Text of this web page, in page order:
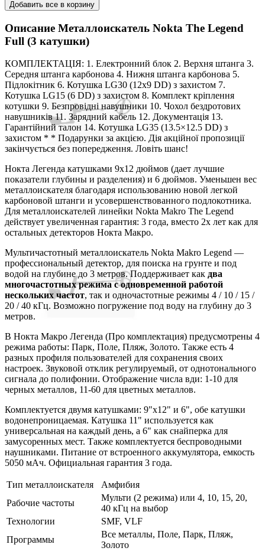
Добавить все в корзину
Описание Металлоискатель Nokta The Legend
Full (3 катушки)
КОМПЛЕКТАЦІЯ: 1. Електронний блок 2. Верхня штанга 3.
Середня штанга карбонова 4. Нижня штанга карбонова 5.
Підлокітник 6. Котушка LG30 (12x9 DD) з захистом 7.
Котушка LG15 (6 DD) з захистом 8. Комплект кріплення
котушки 9. Безпровідні навушники 10. Чохол бездротових
навушників 11. Зарядний кабель 12. Документація 13.
Гарантійний талон 14. Котушка LG35 (13.5×12.5 DD) з
захистом * * Подарунки за акцією. Дія акційної пропозиції
закінчується без попередження. Ловіть шанс!
Нокта Легенда катушками 9х12 дюймов (дает лучшие
показатели глубины и разделения) и 6 дюймов. Уменьшен вес
металлоискателя благодаря использованию новой легкой
карбоновой штанги и усовершенствованного подлокотника.
Для металлоискателей линейки Nokta Makro The Legend
действует увеличенная гарантия: 3 года, вместо 2х лет как для
остальных детекторов Нокта Макро.
Мультичастотный металлоискатель Nokta Makro Legend —
профессиональный детектор, для поиска на грунте и под
водой на глубине до 3 метров. Поддерживает как два
многочастотных режима с одновременной работой
нескольких частот, так и одночастотные режимы 4 / 10 / 15 /
20 / 40 кГц. Возможно погружение под воду на глубину до 3
метров.
В Нокта Макро Легенда (Про комплектация) предусмотрены 4
режима работы: Парк, Поле, Пляж, Золото. Также есть 4
разных профиля пользователей для сохранения своих
настроек. Звуковой отклик регулируемый, от однотонального
сигнала до полифонии. Отображение числа вди: 1-10 для
черных металлов, 11-60 для цветных металлов.
Комплектуется двумя катушками: 9"x12" и 6", обе катушки
водонепроницаемая. Катушка 11" используется как
универсальная на каждый день, а 6" как снайперка для
замусоренных мест. Также комплектуется беспроводными
наушниками. Питание от встроенного аккумулятора, емкость
5050 мАч. Официальная гарантия 3 года.
Тип металлоискателя
Амфибия
Рабочие частоты
Мульти (2 режима) или 4, 10, 15, 20,
40 кГц на выбор
Технологии
SMF, VLF
Программы
Все металлы, Поле, Парк, Пляж,
Золото